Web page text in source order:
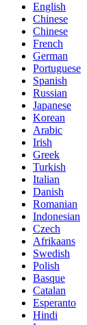
English
Chinese
Chinese
French
German
Portuguese
Spanish
Russian
Japanese
Korean
Arabic
Irish
Greek
Turkish
Italian
Danish
Romanian
Indonesian
Czech
Afrikaans
Swedish
Polish
Basque
Catalan
Esperanto
Hindi